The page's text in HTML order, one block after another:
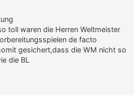
toll waren die Herren Weltmeister
de facto
gesichert,dass die WM nicht so
die BL